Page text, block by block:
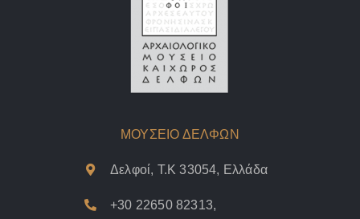
ΜΟΥΣΕΙΟ ΔΕΛΦΩΝ
Δελφοί, Τ.Κ 33054, Ελλάδα
+30 22650 82313,